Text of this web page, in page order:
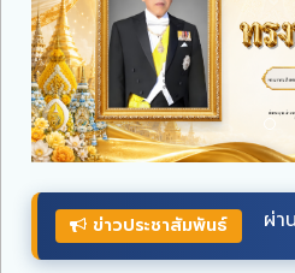
ข่าวประชาสัมพันธ์
ออนไลน์ ที่เว็บไซต์หน่วยราชการ